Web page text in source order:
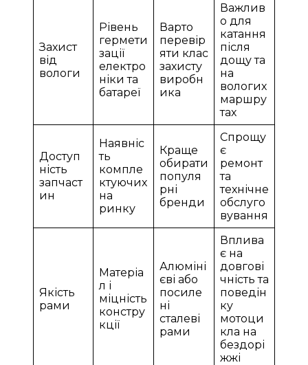
Захист
від
вологи
Рівень
гермети
зації
електро
ніки та
батареї
Варто
перевір
яти клас
захисту
виробн
ика
Важлив
о для
катання
після
дощу та
на
вологих
маршру
тах
Доступ
ність
запчаст
ин
Наявніс
ть
компле
ктуючих
на
ринку
Краще
обирати
популя
рні
бренди
Спрощу
є
ремонт
та
технічне
обслуго
вування
Якість
рами
Матеріа
л і
міцність
констру
кції
Алюміні
єві або
посиле
ні
сталеві
рами
Вплива
є на
довгові
чність та
поведін
ку
мотоци
кла на
бездорі
жжі